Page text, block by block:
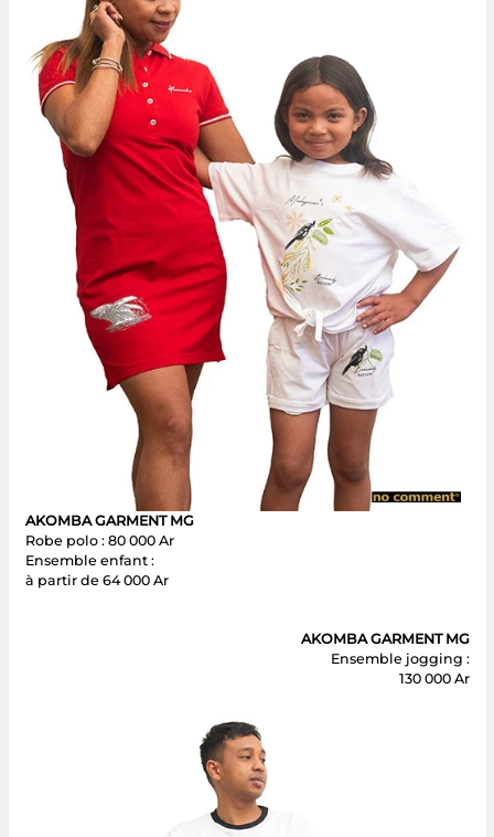
AKOMBA GARMENT MG
Robe polo : 80 000 Ar
Ensemble enfant :
à partir de 64 000 Ar
AKOMBA GARMENT MG
Ensemble jogging :